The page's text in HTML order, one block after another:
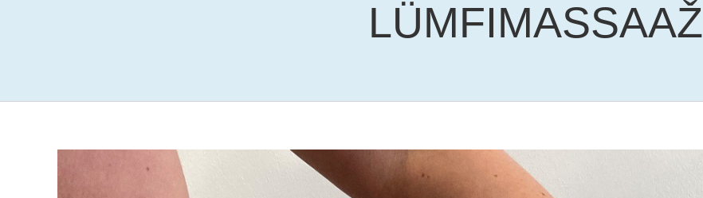
LÜMFIMASSAAŽ